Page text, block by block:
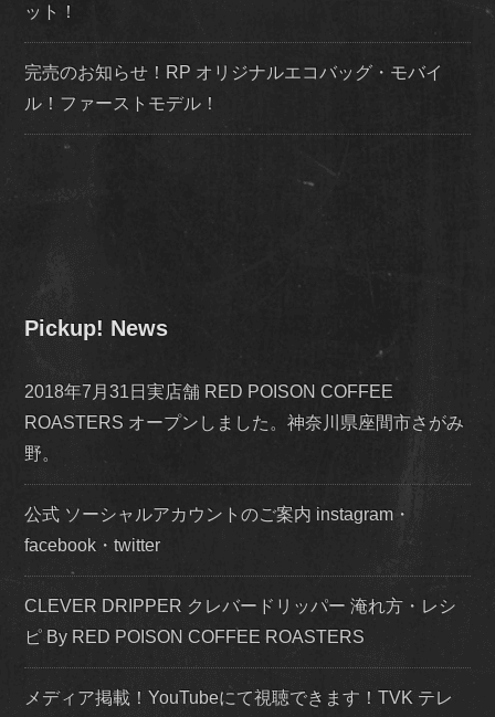
ット！
完売のお知らせ！RP オリジナルエコバッグ・モバイ
ル！ファーストモデル！
Pickup! News
2018年7月31日実店舗 RED POISON COFFEE
ROASTERS オープンしました。神奈川県座間市さがみ
野。
公式 ソーシャルアカウントのご案内 instagram・
facebook・twitter
CLEVER DRIPPER クレバードリッパー 淹れ方・レシ
ピ By RED POISON COFFEE ROASTERS
メディア掲載！YouTubeにて視聴できます！TVK テレ